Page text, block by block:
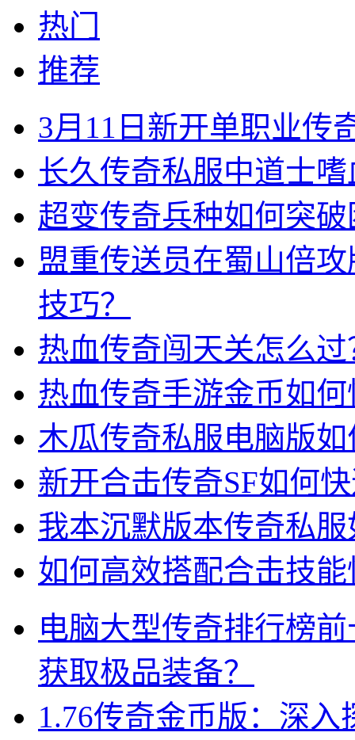
热门
推荐
3月11日新开单职业传
长久传奇私服中道士
超变传奇兵种如何突
盟重传送员在蜀山倍
技巧？
热血传奇闯天关怎么
热血传奇手游金币如
木瓜传奇私服电脑版
新开合击传奇SF如何
我本沉默版本传奇私
如何高效搭配合击技能
电脑大型传奇排行榜
获取极品装备？
1.76传奇金币版：深